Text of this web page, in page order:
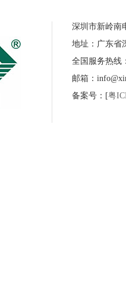
深圳市新岭南
地址：广东省
全国服务热线
邮箱：
备案号：[粤